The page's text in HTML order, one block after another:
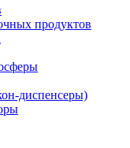
продуктов
диспенсеры)